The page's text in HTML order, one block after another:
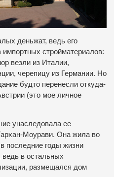
деньжат, ведь его
стройматериалов:
везли из Италии,
черепицу из Германии. Но
будто перенесли откуда-
(это мое личное
унаследовала ее
Моурави. Она жила во
последние годы жизни
в остальных
размещался дом